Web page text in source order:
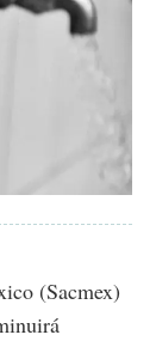
(Sacmex)